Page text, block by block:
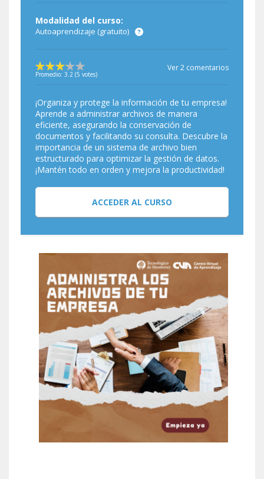
Modalidad del curso:
Autoaprendizaje (gratuito)
Promedio: 3.2 (5 votes)
Ver 2 comentarios
¡Organiza y protege la información de tu empresa!
Aprende a administrar archivos de manera
eficiente, asegurando la conservación de
documentos y facilitando su consulta. Descubre la
importancia de un sistema de archivo bien
estructurado para optimizar la gestión de datos.
¡Mantén todo en orden y mejora la productividad!
ACCEDER AL CURSO